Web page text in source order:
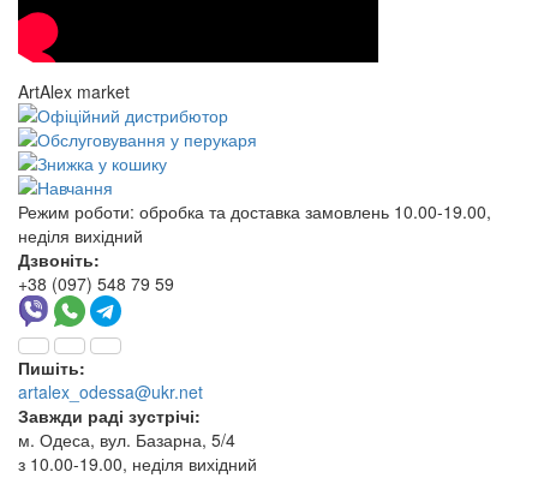
ArtAlex market
Режим роботи: обробка та доставка замовлень 10.00-19.00,
неділя вихідний
Дзвоніть:
+38 (097) 548 79 59
Пишіть:
artalex_odessa@ukr.net
Завжди раді зустрічі:
м. Одеса, вул. Базарна, 5/4
з 10.00-19.00, неділя вихідний